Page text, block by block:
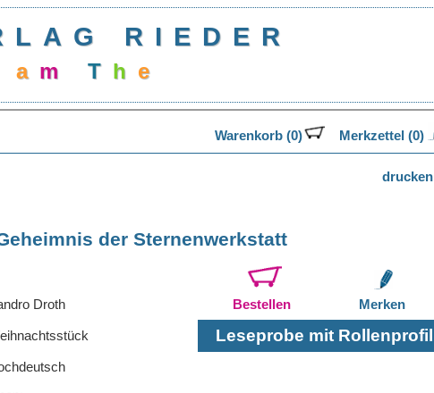
RIEDER
am Th ea
Warenkorb (0) Merkzettel (0)
drucken
der Sternenwerkstatt
Droth Bestellen Merken
Leseprobe mit Rollenprofil